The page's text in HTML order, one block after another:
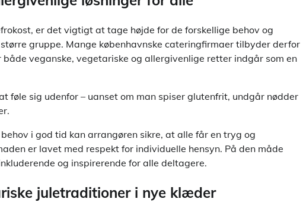
er det vigtigt at tage højde for de forskellige behov og
gruppe. Mange københavnske cateringfirmaer tilbyder derfor
veganske, vegetariske og allergivenlige retter indgår som en
føle sig udenfor – uanset om man spiser glutenfrit, undgår nødder
i god tid kan arrangøren sikre, at alle får en tryg og
er lavet med respekt for individuelle hensyn. På den måde
og inspirerende for alle deltagere.
juletraditioner i nye klæder